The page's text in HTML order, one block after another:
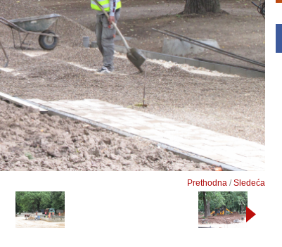
Prethodna /Sledeća